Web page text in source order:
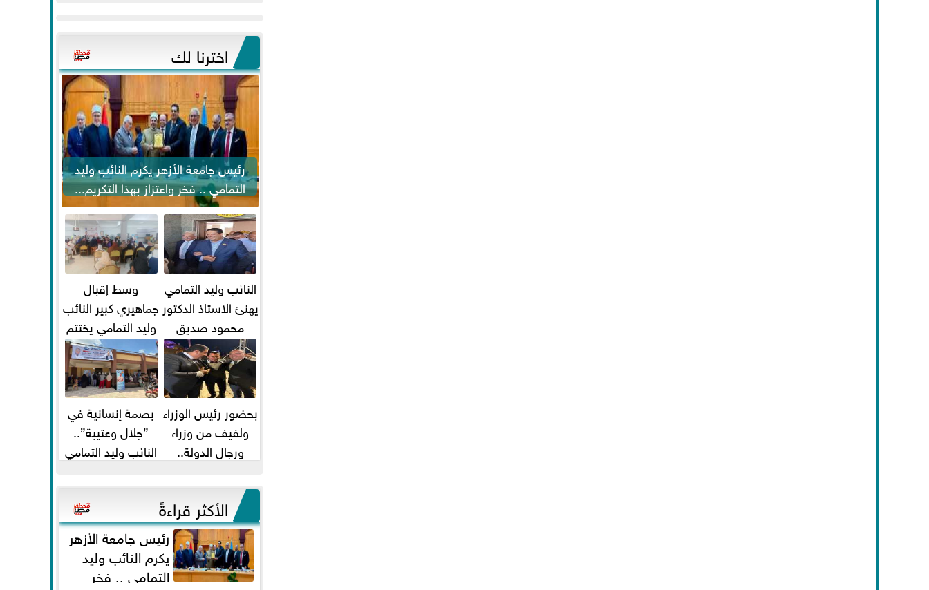
اخترنا لك
رئيس جامعة الأزهر يكرم النائب وليد
التمامي .. فخر واعتزاز بهذا التكريم...
النائب وليد التمامي
يهنئ الاستاذ الدكتور
محمود صديق
تكليفة قائم باعمال
...
وسط إقبال
جماهيري كبير النائب
وليد التمامي يختتم
أضخم قافلة طبية
مجانية...
بحضور رئيس الوزراء
ولفيف من وزراء
ورجال الدولة..
ومحمد...
بصمة إنسانية في
”جلال وعتيبة”..
النائب وليد التمامي
شيحة يداويان...
الأكثر قراءةً
رئيس جامعة الأزهر
يكرم النائب وليد
التمامي .. فخر